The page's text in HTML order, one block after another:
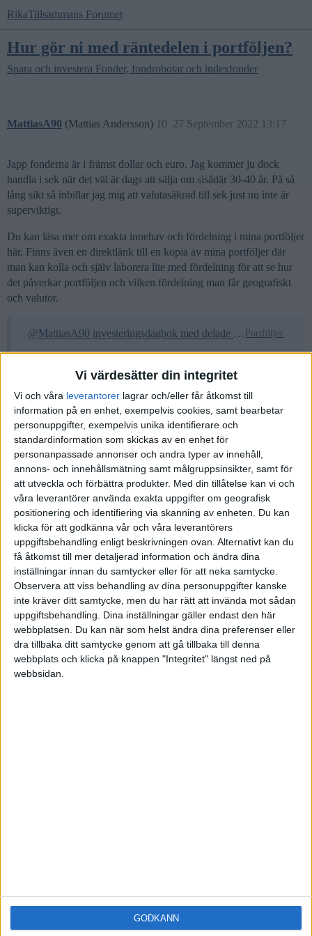
Vi värdesätter din integritet
Vi och våra leverantorer lagrar och/eller får åtkomst till
information på en enhet, exempelvis cookies, samt bearbetar
personuppgifter, exempelvis unika identifierare och
standardinformation som skickas av en enhet för
personanpassade annonser och andra typer av innehåll,
annons- och innehållsmätning samt målgruppsinsikter, samt för
att utveckla och förbättra produkter. Med din tillåtelse kan vi och
våra leverantörer använda exakta uppgifter om geografisk
positionering och identifiering via skanning av enheten. Du kan
klicka för att godkänna vår och våra leverantörers
uppgiftsbehandling enligt beskrivningen ovan. Alternativt kan du
få åtkomst till mer detaljerad information och ändra dina
inställningar innan du samtycker eller för att neka samtycke.
Observera att viss behandling av dina personuppgifter kanske
inte kräver ditt samtycke, men du har rätt att invända mot sådan
uppgiftsbehandling. Dina inställningar gäller endast den här
webbplatsen. Du kan när som helst ändra dina preferenser eller
dra tillbaka ditt samtycke genom att gå tillbaka till denna
webbplats och klicka på knappen "Integritet" längst ned på
webbsidan.
GODKÄNN
RikaTillsammans Forumet
Hur gör ni med räntedelen i portföljen?
Spara och investera Fonder, fondrobotar och indexfonder
MattiasA90 (Mattias Andersson) 27 September 2022 13:17
10
Japp fonderna är i främst dollar och euro. Jag kommer ju dock
handla i sek när det väl är dags att sälja om sisådär 30-40 år. På så
lång sikt så inbillar jag mig att valutasäkrad till sek just nu inte är
superviktigt.
Du kan läsa mer om exakta innehav och fördelning i mina portföljer
här. Finns även en direktlänk till en kopia av mina portföljer där
man kan kolla och själv laborera lite med fördelning för att se hur
det påverkar portföljen och vilken fördelning man får geografiskt
och valutor.
@MattiasA90 investeringsdagbok med delade portföljer. Strategi och tankar, mål och utförande Portföljer och allokering
Jag uppdaterar det här första inlägget löpande med hur
portföljerna ser ut och vilka förändringar som har gjorts. Nedan
vägen. Ingenting i den här tråden ska ses som finansiella
rekommendationer. Detta är bara en slags dagbok över hur jag
personligen investerar en del av mitt kapital. Alla är själva
skyldiga att göra sina egna efterforskningar och ta egna
välgrundade beslut. Tänkte i denna tråden fortsätta lite på den
investerings…
1 gillning
show post in topic
Liknande ämnen du kan gilla
Ämne Svar Aktivitet
Räntefonder eller banksparande
hur tänker man?
9 April 2025